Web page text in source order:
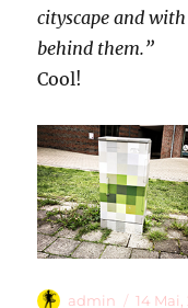
cityscape and
behind them.”
Cool!
Autor
admin 14 Mai,